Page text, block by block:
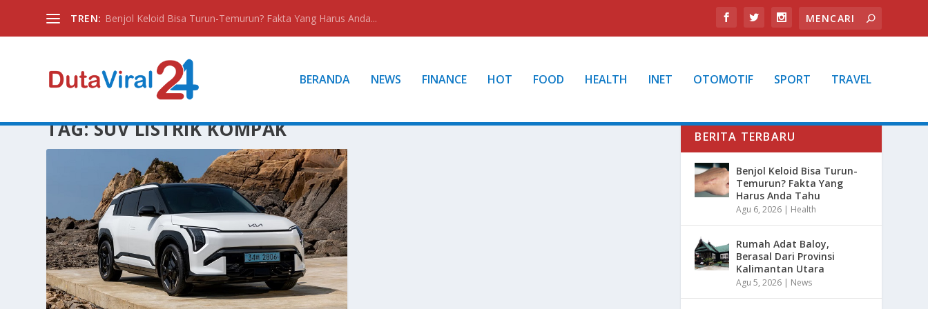
TREN: Benjol Keloid Bisa Turun-Temurun? Fakta Yang Harus Anda...
BERANDA NEWS FINANCE HOT FOOD HEALTH INET OTOMOTIF SPORT TRAVEL
TAG:SUV LISTRIK KOMPAK BERITA TERBARU
Benjol Keloid Bisa Turun-
Temurun? Fakta Yang
Harus Anda Tahu
Agu 6, 2026 | Health
Rumah Adat Baloy,
Berasal Dari Provinsi
Kalimantan Utara
Agu 5, 2026 | News